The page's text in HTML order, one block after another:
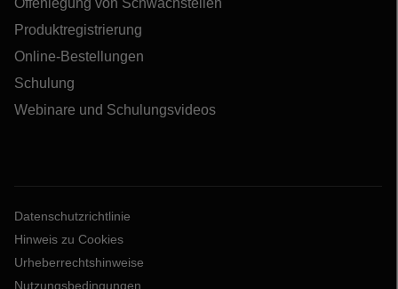
Offenlegung von Schwachstellen
Produktregistrierung
Online-Bestellungen
Schulung
Webinare und Schulungsvideos
Datenschutzrichtlinie
Hinweis zu Cookies
Urheberrechtshinweise
Nutzungsbedingungen